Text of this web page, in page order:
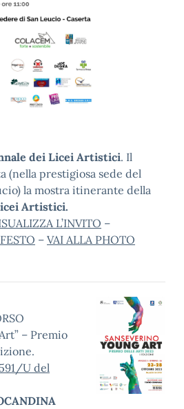
dei Licei Artistici. Il
(nella prestigiosa sede del
la mostra itinerante della
Artistici.
L’INVITO –
– VAI ALLA PHOTO
– Premio
U del